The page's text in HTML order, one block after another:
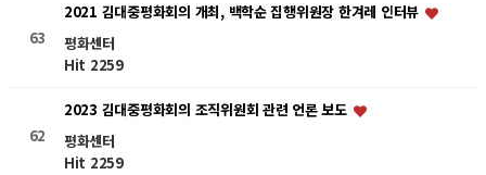
63
2021 김대중평화회의 개최, 백학순 집행위원장 한겨레 인터뷰
평화센터
Hit 2259
62
2023 김대중평화회의 조직위원회 관련 언론 보도
평화센터
Hit 2259